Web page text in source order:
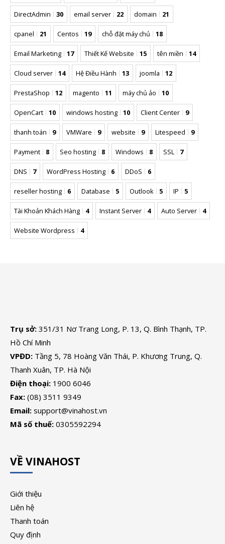
DirectAdmin 30 email server 22 domain 21
cpanel 21 Centos 19 chỗ đặt máy chủ 18
Email Marketing 17 Thiết Kế Website 15 tên miền 14
Cloud server 14 Hệ Điều Hành 13 joomla 12
PrestaShop 12 magento 11 máy chủ ảo 10
OpenCart 10 windows hosting 10 Client Center 9
thanh toán 9 VMWare 9 website 9 Litespeed 9
Payment 8 Seo hosting 8 Windows 8 SSL 7
DNS 7 WordPress Hosting 6 DDoS 6
reseller hosting 6 Database 5 Outlook 5 IP 5
Tài Khoản Khách Hàng 4 Instant Server 4 Auto Server 4
Website Wordpress 4
Trụ sở: 351/31 Nơ Trang Long, P. 13, Q. Bình Thạnh, TP.
Hồ Chí Minh
VPĐD: Tầng 5, 78 Hoàng Văn Thái, P. Khương Trung, Q.
Thanh Xuân, TP. Hà Nội
Điện thoại: 1900 6046
Fax: (08) 3511 9349
Email: support@vinahost.vn
Mã số thuế: 0305592294
VỀ VINAHOST
Giới thiệu
Liên hệ
Thanh toán
Quy định